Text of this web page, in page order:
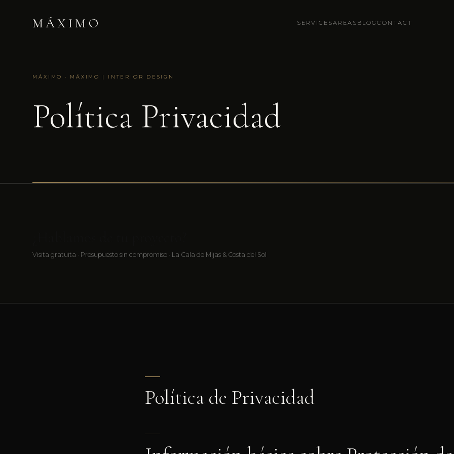
MÁXIMO SERVICESAREAS BLOGCONTACT
MÁXIMO · MÁXIMO | INTERIOR DESIGN
Política Privacidad
Visita gratuita · Presupuesto sin compromiso · La Cala de Mijas & Costa del Sol
Política de Privacidad